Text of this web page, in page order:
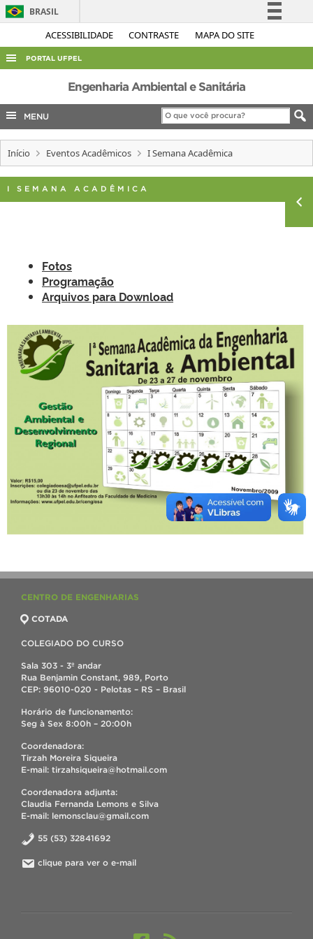
ACESSIBILIDADE CONTRASTE MAPA DO SITE
BRASIL
Simplifique!
Legislação
Canais
PORTAL UFPEL
ACESSO À INFORMAÇÃO
AUDITORIA
COBALTO
CONCURSOS
EDITAIS
INTERNACIONAL
TELEFONES
Engenharia Ambiental e Sanitária
MENU
Início Eventos Acadêmicos I Semana Acadêmica
I SEMANA ACADÊMICA
Fotos
Programação
Arquivos para Download
CENTRO DE ENGENHARIAS
COTADA
COLEGIADO DO CURSO
Sala 303 - 3º andar
Rua Benjamin Constant, 989, Porto
CEP: 96010-020 - Pelotas – RS – Brasil
Horário de funcionamento:
Seg à Sex 8:00h – 20:00h
Coordenadora:
Tirzah Moreira Siqueira
E-mail: tirzahsiqueira@hotmail.com
Coordenadora adjunta:
Claudia Fernanda Lemons e Silva
E-mail: lemonsclau@gmail.com
55 (53) 32841692
clique para ver o e-mail